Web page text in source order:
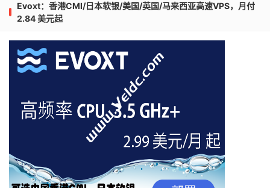
Evoxt：香港CMI/日本软银/美国/英国/马来西亚高速VPS，月付
2.84 美元起